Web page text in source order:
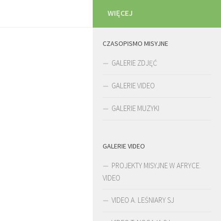
WIĘCEJ
CZASOPISMO MISYJNE
GALERIE ZDJĘĆ
GALERIE VIDEO
GALERIE MUZYKI
GALERIE VIDEO
PROJEKTY MISYJNE W AFRYCE.
VIDEO
VIDEO A. LEŚNIARY SJ